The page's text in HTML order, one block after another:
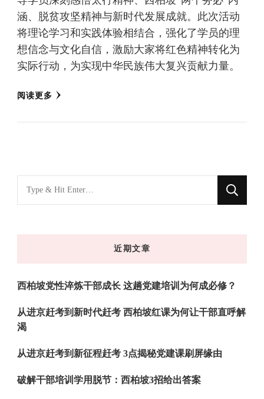
涵、脱贫攻坚精神与新时代发展成就。此次活动
将理论学习和实践体验相结合，强化了学员的理
想信念与文化自信，激励大家将红色精神转化为
实际行动，为实现中华民族伟大复兴贡献力量。
阅读更多
找
什
近期文章
西柏坡党性淬炼干部成长 这趟党建培训为何成必修？
从进京赶考到新时代赶考 西柏坡红课为何让干部直呼解
渴
从进京赶考到新征程赶考 3点揭秘党建课刷屏缘由
破解干部培训学用脱节：西柏坡3招给出答案